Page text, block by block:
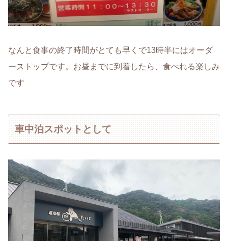
なんと食事の終了時間がとても早くで13時半にはオーダ
ーストップです。お昼までに到着したら、食べれる楽しみ
です
車中泊スポットとして